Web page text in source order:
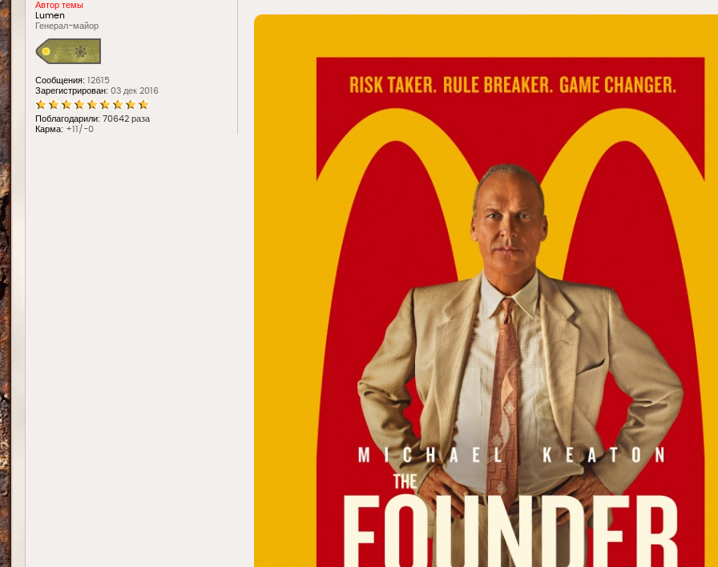
Автор темы
Lumen
Генерал-майор
Сообщения: 12615
Зарегистрирован: 03 дек 2016
Поблагодарили: 70642 раза
Карма: +11/-0